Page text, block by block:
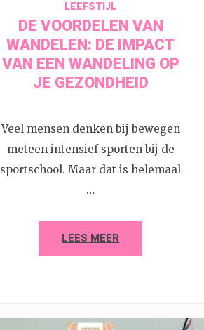
LEEFSTIJL
DE VOORDELEN VAN
WANDELEN: DE IMPACT
VAN EEN WANDELING OP
JE GEZONDHEID
Veel mensen denken bij bewegen
meteen intensief sporten bij de
sportschool. Maar dat is helemaal
…
LEES MEER